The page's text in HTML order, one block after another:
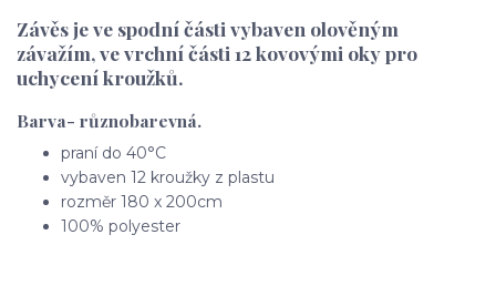
Závěs je ve spodní části vybaven olověným
závažím, ve vrchní části 12 kovovými oky pro
uchycení kroužků.
Barva- různobarevná.
praní do 40°C
vybaven 12 kroužky z plastu
rozměr 180 x 200cm
100% polyester